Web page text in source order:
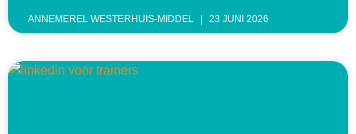
ANNEMEREL WESTERHUIS-MIDDEL 23 JUNI 2026